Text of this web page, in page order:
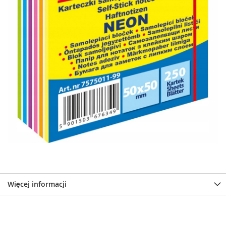
Więcej informacji